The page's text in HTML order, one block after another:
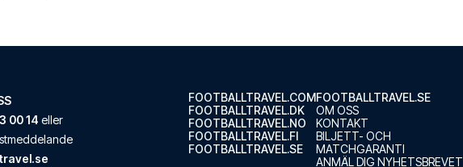
00 14 eller
FOOTBALLTRAVEL.COM
FOOTBALLTRAVEL.DK
FOOTBALLTRAVEL.NO
FOOTBALLTRAVEL.FI
FOOTBALLTRAVEL.SE
FOOTBALLTRAVEL.SE
OM OSS
KONTAKT
BILJETT- OCH
MATCHGARANTI
ANMÄL DIG NYHETSBREVET